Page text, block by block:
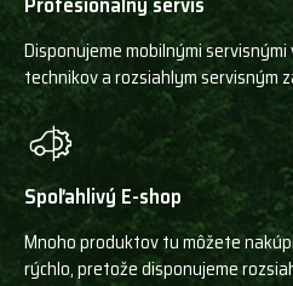
Disponujeme mobilnými
technikov a rozsiahlym servisným
Spoľahlivý E-shop
Mnoho produktov tu môžete
rýchlo, pretože disponujeme